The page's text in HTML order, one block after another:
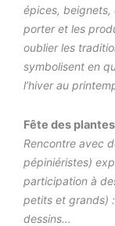
épices,
porter et les
oublier les
symbolisent en
l’hiver au
Fête des plantes
Rencontre avec
pépiniéristes)
participation à
petits et grands)
dessins…